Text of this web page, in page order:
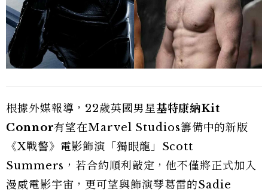
根據外媒報導，22歲英國男星基特康納Kit
Connor有望在Marvel Studios籌備中的新版
《X戰警》電影飾演「獨眼龍」Scott
Summers，若合約順利敲定，他不僅將正式加入
漫威電影宇宙，更可望與飾演琴葛雷的Sadie